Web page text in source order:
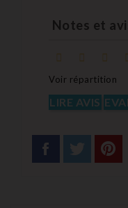
Notes et
Voir répartition
LIRE AVIS